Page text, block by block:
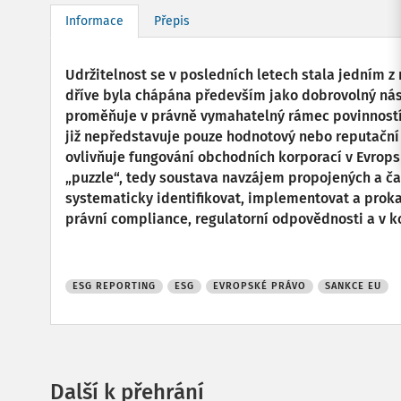
Informace Přepis
Udržitelnost se v posledních letech stala jedním
dříve byla chápána především jako dobrovolný
proměňuje v právně vymahatelný rámec
již nepředstavuje pouze hodnotový nebo
ovlivňuje fungování obchodních korporací v
„puzzle“, tedy soustava navzájem propojených a
systematicky identifikovat, implementovat a
právní compliance, regulatorní odpovědnosti a v
ESG REPORTING ESG EVROPSKÉ PRÁVO SANKCE EU
Další k přehrání